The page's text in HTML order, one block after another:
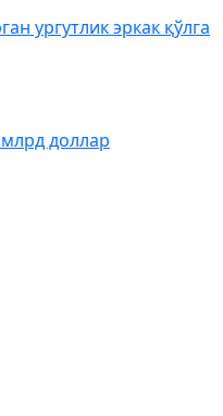
ургутлик эркак қўлга
доллар